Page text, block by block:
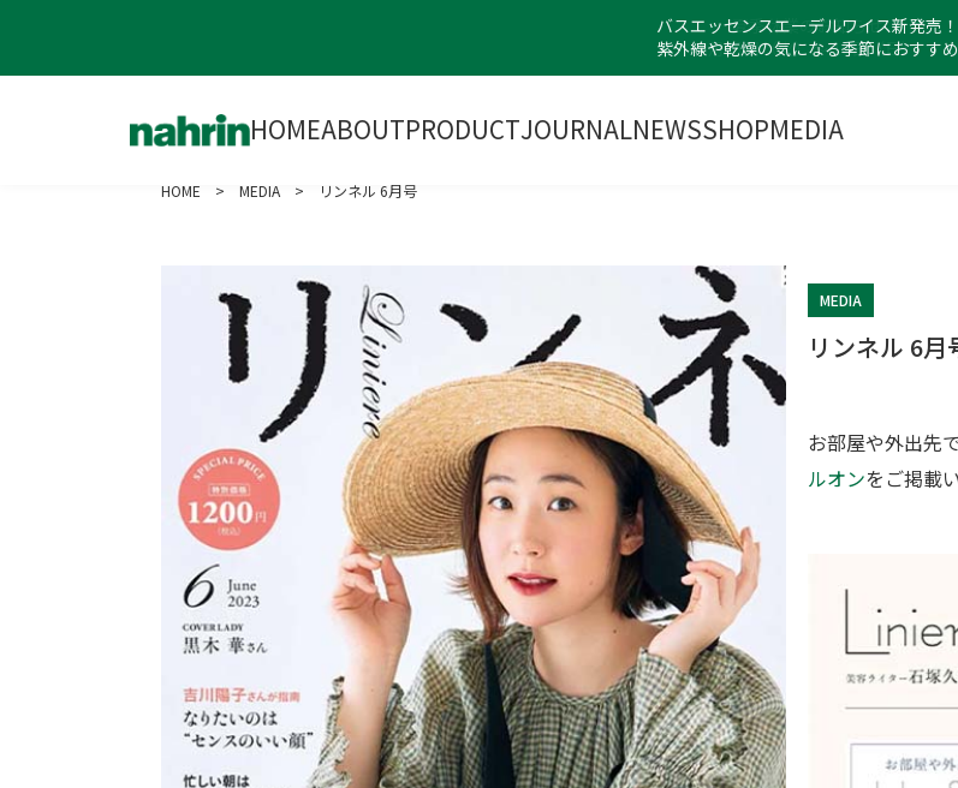
バスエッセンスエーデルワイス新発売！
紫外線や乾燥の気になる季節におすすめ
HOMEABOUTPRODUCTJOURNALNEWSSHOPMEDIA
HOME >MEDIA > リンネル 6月号
MEDIA
リンネル 6月
お部屋や外出先
ルオンをご掲載